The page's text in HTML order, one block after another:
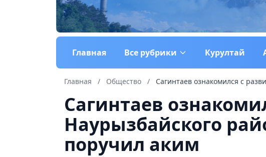
Главная Все рубрики Курултай
Главная / Общество / Сагинтаев ознакомился с
Сагинтаев
Наурызбайского
поручил аким